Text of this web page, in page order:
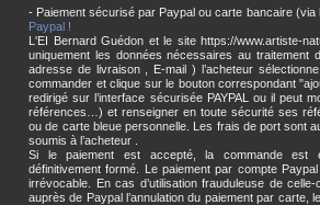
- Paiement sécurisé par Paypal ou carte bancaire (via
Paypal !
L'EI Bernard Guédon et le site https://www.artiste-
uniquement les données nécessaires au traitement
adresse de livraison , E-mail ) l’acheteur
commander et clique sur le bouton correspondant
redirigé sur l’interface sécurisée PAYPAL ou il peut
références…) et renseigner en toute sécurité ses
ou de carte bleue personnelle. Les frais de port sont
soumis à l’acheteur .
Si le paiement est accepté, la commande est
définitivement formé. Le paiement par compte
irrévocable. En cas d’utilisation frauduleuse de
auprès de Paypal l’annulation du paiement par carte,